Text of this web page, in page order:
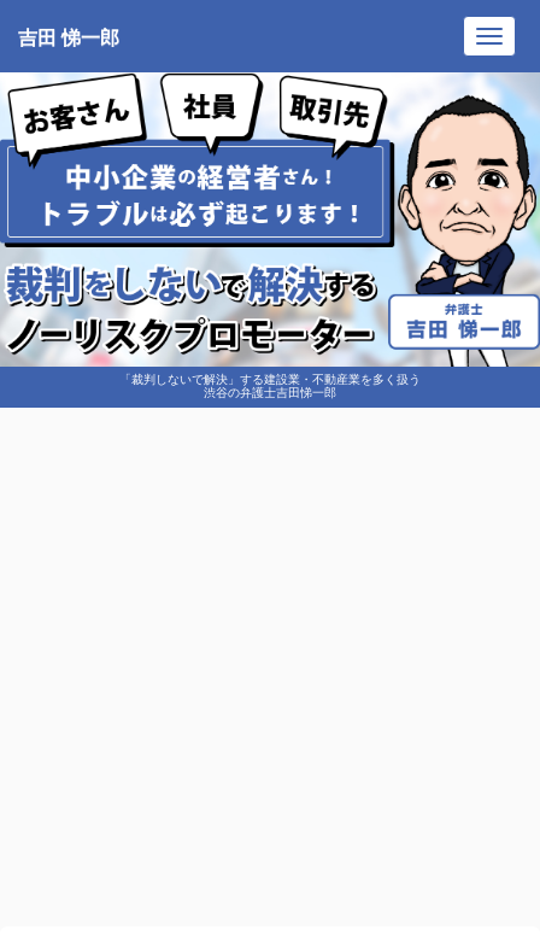
「裁判しないで解決」する建設業・不動産業を多く扱う
渋谷の弁護士吉田悌一郎
吉田 悌一郎